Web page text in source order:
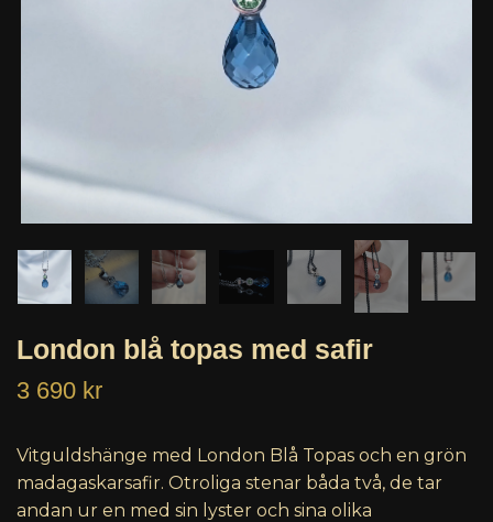
London blå topas med safir
3 690 kr
Vitguldshänge med London Blå Topas och en grön
madagaskarsafir. Otroliga stenar båda två, de tar
andan ur en med sin lyster och sina olika